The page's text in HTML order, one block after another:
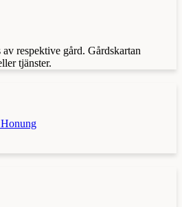
respektive gård. Gårdskartan
tjänster.